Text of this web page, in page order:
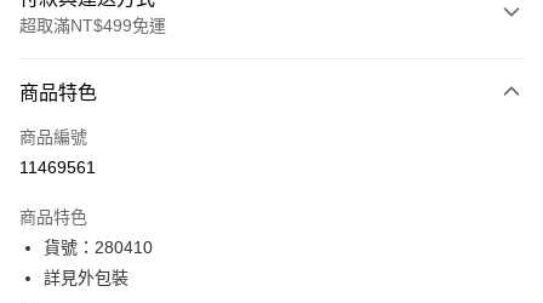
超取滿NT$499免運
icash Pay
信用卡一次付款
LINE Pay
Apple Pay
商品特色
商品編號
11469561
商品特色
貨號：280410
詳見外包裝